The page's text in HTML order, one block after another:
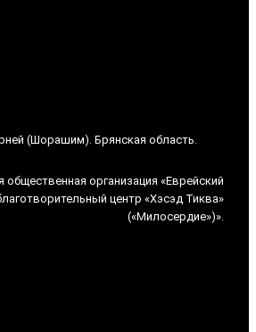
(Шорашим). Брянская область.
организация «Еврейский
центр «Хэсэд Тиква»
(«Милосердие»)».